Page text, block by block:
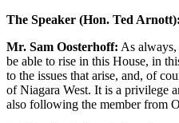
The Speaker (Hon. Ted Arnott):
Mr. Sam Oosterhoff: As
be able to rise in this House, in
to the issues that arise, and, of
of Niagara West. It is a privilege
also following the member from